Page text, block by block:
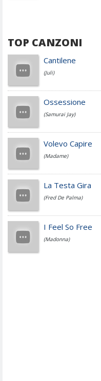
Achille Lauro
Cesare Cremonini
Jovanotti
Fedez
Simone Cristicchi
TOP CANZONI
Cantilene
(Juli)
Ossessione
(Samurai Jay)
Volevo Capire
(Madame)
La Testa Gira
(Fred De Palma)
I Feel So Free
(Madonna)